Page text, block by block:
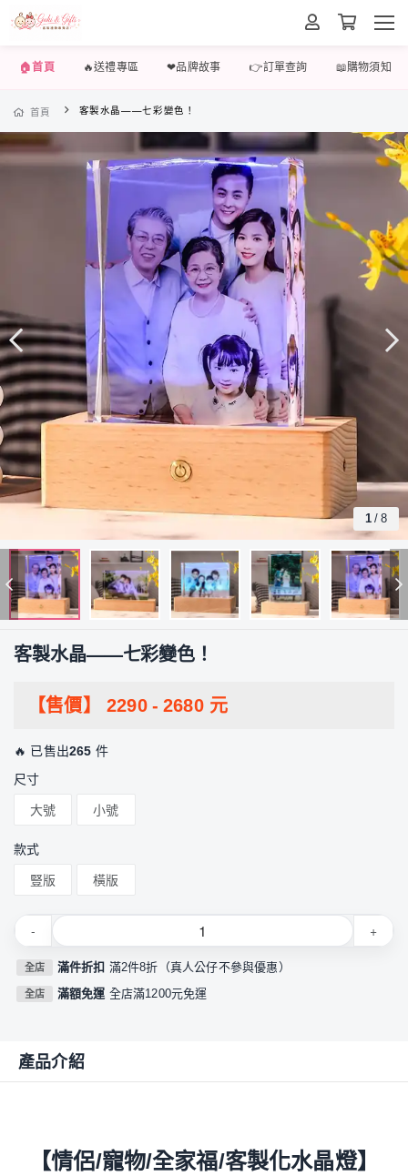
🏠首頁 🔥送禮專區 ❤品牌故事 👉訂單查詢 📖購物須知
首頁 客製水晶——七彩變色！
1 / 8
客製水晶——七彩變色！
【售價】 2290 - 2680元
🔥 已售出265 件
尺寸
大號 小號
款式
豎版 橫版
- +
全店 滿件折扣 滿2件8折（真人公仔不參與優惠）
全店 滿額免運 全店滿1200元免運
產品介紹
【情侶/寵物/全家福/客製化水晶燈】